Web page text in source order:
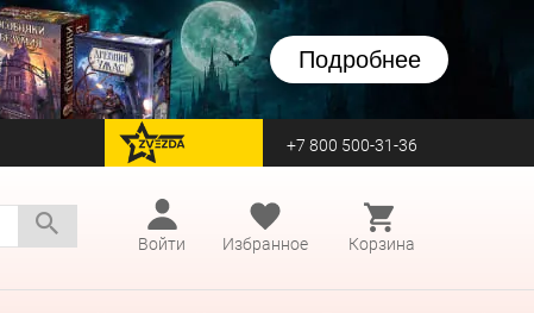
Подробнее
перейти на Zvezda +7 800 500-31-36
Войти
Избранное Корзина